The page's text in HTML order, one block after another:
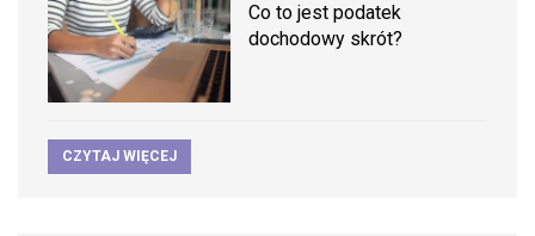
Co to jest podatek
dochodowy skrót?
CZYTAJ WIĘCEJ